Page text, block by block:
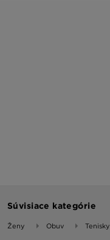
Súvisiace kategórie
Ženy Obuv Tenisky